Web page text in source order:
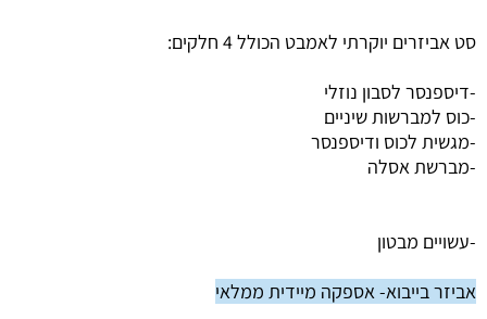
סט אביזרים יוקרתי לאמבט הכולל 4 חלקים:
-דיספנסר לסבון נוזלי
-כוס למברשות שיניים
-מגשית לכוס ודיספנסר
-מברשת אסלה
-עשויים מבטון
אביזר בייבוא- אספקה מיידית ממלאי